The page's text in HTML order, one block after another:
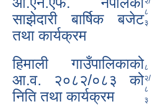
साझेदारी बार्षिक बजेट
तथा कार्यक्रम
८
३
हिमाली गाउँपालिकाको
आ.व. २०८२/०८३ को
निति तथा कार्यक्रम
८
२/
८
३